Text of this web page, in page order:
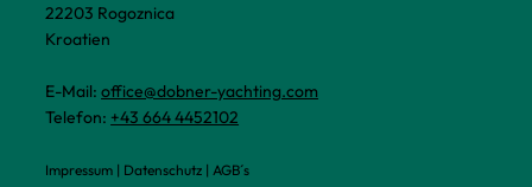
22203 Rogoznica
Kroatien
E-Mail:office@dobner-yachting.com
Telefon: +43 664 4452102
Impressum| Datenschutz| AGB´s